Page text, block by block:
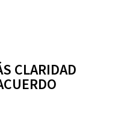
CLARIDAD